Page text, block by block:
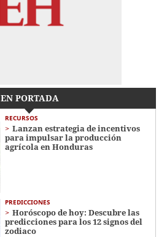
EN PORTADA
RECURSOS
Lanzan estrategia de incentivos
para impulsar la producción
agrícola en Honduras
PREDICCIONES
Horóscopo de hoy: Descubre las
predicciones para los 12 signos del
zodiaco